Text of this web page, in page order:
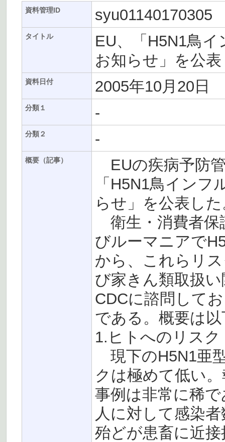
資料管理ID syu01140170305
タイトル
EU、「H5N1鳥
お知らせ」を公表
資料日付 2005年10月20日
分類１ -
分類２ -
概要（記事）
EUの疾病予防
「H5N1鳥イン
らせ」を公表し
衛生・消費者保
びルーマニアで
から、これらリ
び家きん類取扱
CDCに諮問して
である。概要は
1.ヒトへのリスク
現下のH5N1亜
クは極めて低い
事例は非常に稀
人に対して感染
殆どが患畜に近